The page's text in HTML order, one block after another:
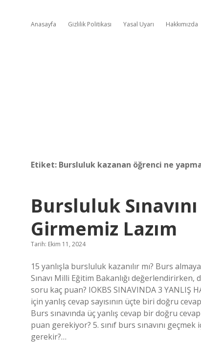
Anasayfa Gizlilik Politikası Yasal Uyarı Hakkımızda
Etiket: Bursluluk kazanan öğrenci ne
Bursluluk
Girmemiz Lazım
Tarih: Ekim 11, 2024
15 yanlışla bursluluk kazanılır mı? Burs
Sınavı Milli Eğitim Bakanlığı
soru kaç puan? IOKBS SINAVINDA 3 YANLIŞ
için yanlış cevap sayısının üçte biri doğru
Burs sınavında üç yanlış cevap bir doğru
puan gerekiyor? 5. sınıf burs sınavını
gerekir?…